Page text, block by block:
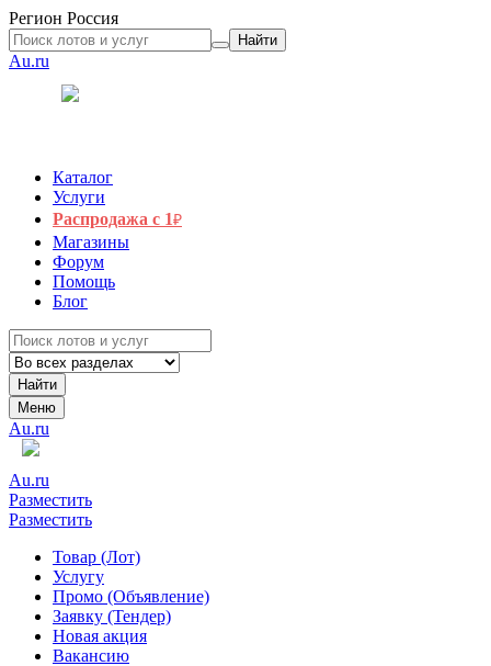
Регион Россия
Найти
Au.ru
Каталог
Услуги
Распродажа с 1₽
Магазины
Форум
Помощь
Блог
Найти
Меню
Au.ru
Au.ru
Разместить
Разместить
Товар (Лот)
Услугу
Промо (Объявление)
Заявку (Тендер)
Новая акция
Вакансию